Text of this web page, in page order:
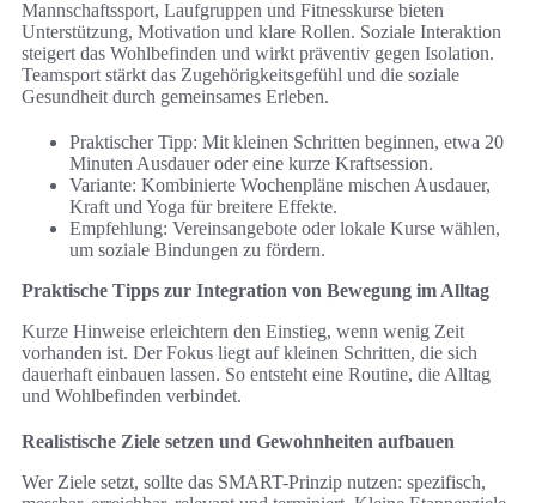
Mannschaftssport, Laufgruppen und Fitnesskurse bieten
Unterstützung, Motivation und klare Rollen. Soziale Interaktion
steigert das Wohlbefinden und wirkt präventiv gegen Isolation.
Teamsport stärkt das Zugehörigkeitsgefühl und die soziale
Gesundheit durch gemeinsames Erleben.
Praktischer Tipp: Mit kleinen Schritten beginnen, etwa 20
Minuten Ausdauer oder eine kurze Kraftsession.
Variante: Kombinierte Wochenpläne mischen Ausdauer,
Kraft und Yoga für breitere Effekte.
Empfehlung: Vereinsangebote oder lokale Kurse wählen,
um soziale Bindungen zu fördern.
Praktische Tipps zur Integration von Bewegung im Alltag
Kurze Hinweise erleichtern den Einstieg, wenn wenig Zeit
vorhanden ist. Der Fokus liegt auf kleinen Schritten, die sich
dauerhaft einbauen lassen. So entsteht eine Routine, die Alltag
und Wohlbefinden verbindet.
Realistische Ziele setzen und Gewohnheiten aufbauen
Wer Ziele setzt, sollte das SMART-Prinzip nutzen: spezifisch,